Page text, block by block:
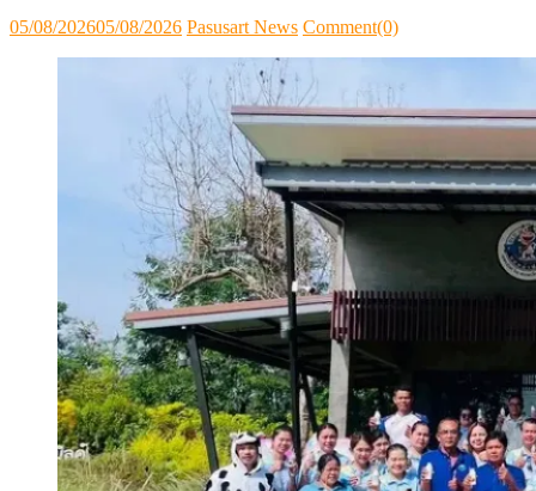
Posted
05/08/202605/08/2026 Author
Pasusart News Comment(0)